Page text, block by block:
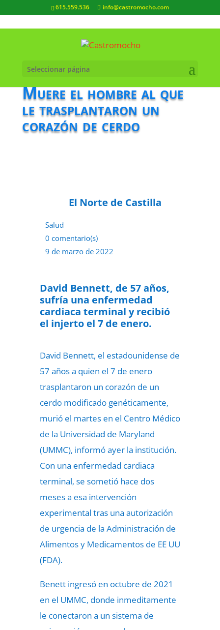
615.559.536 info@castromocho.com
Seleccionar página
Muere el hombre al que
le trasplantaron un
corazón de cerdo
El Norte de Castilla
Salud
0 comentario(s)
9 de marzo de 2022
David Bennett, de 57 años,
sufría una enfermedad
cardiaca terminal y recibió
el injerto el 7 de enero.
David Bennett, el estadounidense de
57 años a quien el 7 de enero
trasplantaron un corazón de un
cerdo modificado genéticamente,
murió el martes en el Centro Médico
de la Universidad de Maryland
(UMMC), informó ayer la institución.
Con una enfermedad cardiaca
terminal, se sometió hace dos
meses a esa intervención
experimental tras una autorización
de urgencia de la Administración de
Alimentos y Medicamentos de EE UU
(FDA).
Benett ingresó en octubre de 2021
en el UMMC, donde inmeditamente
le conectaron a un sistema de